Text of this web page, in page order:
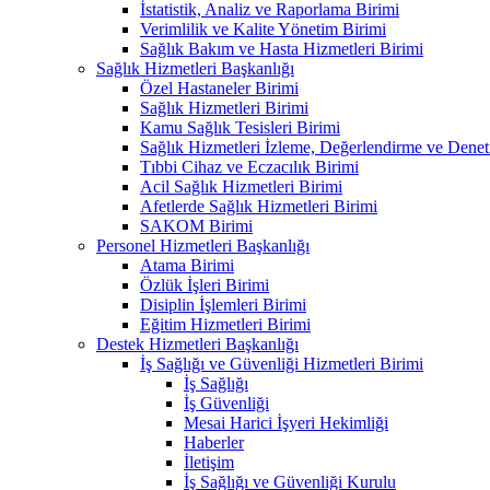
İstatistik, Analiz ve Raporlama Birimi
Verimlilik ve Kalite Yönetim Birimi
Sağlık Bakım ve Hasta Hizmetleri Birimi
Sağlık Hizmetleri Başkanlığı
Özel Hastaneler Birimi
Sağlık Hizmetleri Birimi
Kamu Sağlık Tesisleri Birimi
Sağlık Hizmetleri İzleme, Değerlendirme ve
Tıbbi Cihaz ve Eczacılık Birimi
Acil Sağlık Hizmetleri Birimi
Afetlerde Sağlık Hizmetleri Birimi
SAKOM Birimi
Personel Hizmetleri Başkanlığı
Atama Birimi
Özlük İşleri Birimi
Disiplin İşlemleri Birimi
Eğitim Hizmetleri Birimi
Destek Hizmetleri Başkanlığı
İş Sağlığı ve Güvenliği Hizmetleri Birimi
İş Sağlığı
İş Güvenliği
Mesai Harici İşyeri Hekimliği
Haberler
İletişim
İş Sağlığı ve Güvenliği Kurulu